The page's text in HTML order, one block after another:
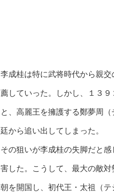
李成桂は特に武将時代から親
薦していった。しかし、１３
と、高麗王を擁護する鄭夢周
廷から追い出してしまった。
その狙いが李成桂の失脚だと
害した。こうして、最大の敵
朝を開国し、初代王・太祖（テ